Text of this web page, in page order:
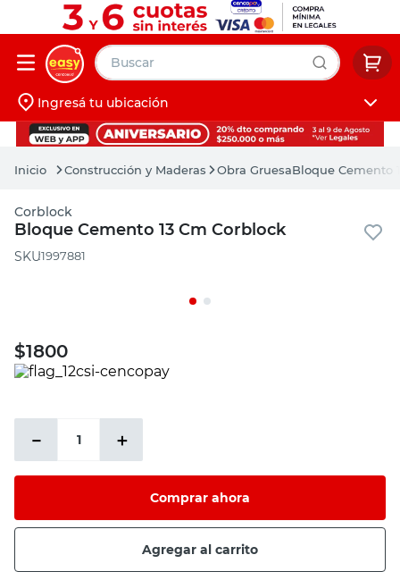
Buscar
Iniciá sesión
Ingresá tu ubicación
Construcción y Maderas Obra GruesaBloque Cemento
Corblock
Bloque Cemento 13 Cm Corblock
:1997881
$1800
＋
－
Comprar ahora
Agregar al carrito
muebles
pintura
escritorio
puertas